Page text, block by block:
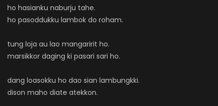
ho hasianku naburju tahe.
ho pasoddukku lambok do roham.
tung loja au lao mangaririt ho.
marsikkor daging ki pasari sari ho.
dang loasokku ho dao sian lambungkki.
dison maho diate atekkon.